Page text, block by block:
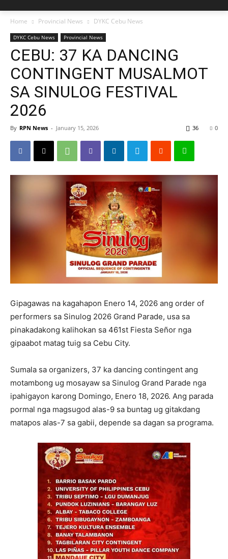
Home Provincial News DYKC Cebu News
DYKC Cebu News Provincial News
CEBU: 37 KA DANCING
CONTINGENT MUSALMOT
SA SINULOG FESTIVAL
2026
By RPN News - January 15, 2026 0
36
Gipagawas na kagahapon Enero 14, 2026 ang order of
performers sa Sinulog 2026 Grand Parade, usa sa
pinakadakong kalihokan sa 461st Fiesta Señor nga
gipaabot matag tuig sa Cebu City.
Sumala sa organizers, 37 ka dancing contingent ang
motambong ug mosayaw sa Sinulog Grand Parade nga
ipahigayon karong Domingo, Enero 18, 2026. Ang parada
pormal nga magsugod alas-9 sa buntag ug gitakdang
matapos alas-7 sa gabii, depende sa dagan sa programa.